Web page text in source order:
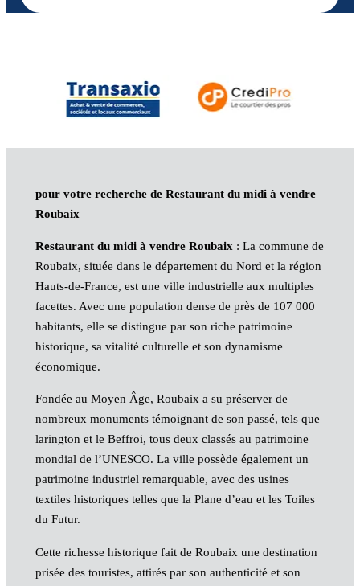
pour votre recherche de Restaurant du midi à vendre
Roubaix
Restaurant du midi à vendre Roubaix: La commune de
Roubaix, située dans le département du Nord et la région
Hauts-de-France, est une ville industrielle aux multiples
facettes. Avec une population dense de près de 107 000
habitants, elle se distingue par son riche patrimoine
historique, sa vitalité culturelle et son dynamisme
économique.
Fondée au Moyen Âge, Roubaix a su préserver de
nombreux monuments témoignant de son passé, tels que
larington et le Beffroi, tous deux classés au patrimoine
mondial de l’UNESCO. La ville possède également un
patrimoine industriel remarquable, avec des usines
textiles historiques telles que la Plane d’eau et les Toiles
du Futur.
Cette richesse historique fait de Roubaix une destination
prisée des touristes, attirés par son authenticité et son